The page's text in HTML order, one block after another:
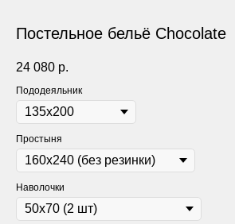
Постельное бельё Chocolate
24 080 р.
Пододеяльник
Простыня
Наволочки